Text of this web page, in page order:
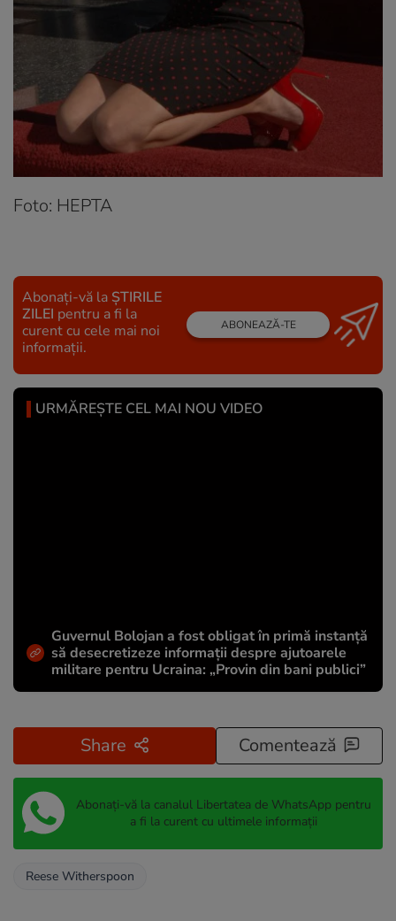
Foto: HEPTA
Abonați-vă la ȘTIRILE
ZILEI pentru a fi la
curent cu cele mai noi
informații.
ABONEAZĂ-TE
URMĂREȘTE CEL MAI NOU VIDEO
Guvernul Bolojan a fost obligat în primă instanță
să desecretizeze informații despre ajutoarele
militare pentru Ucraina: „Provin din bani publici”
Share Comentează
Abonați-vă la canalul Libertatea de WhatsApp pentru
a fi la curent cu ultimele informații
Reese Witherspoon